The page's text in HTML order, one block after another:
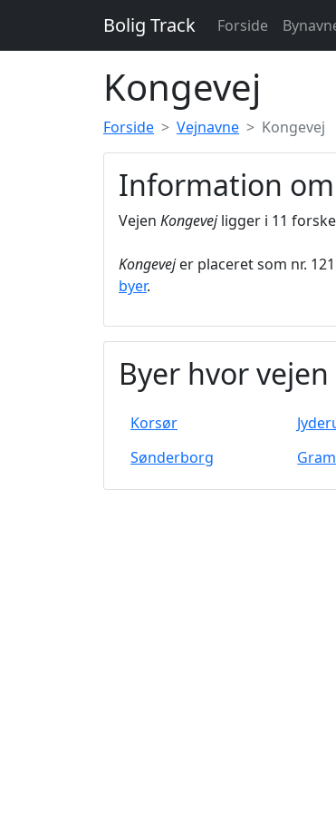
Bolig Track Forside
Kongevej
Forside Vejnavne Kongevej
Information
Vejen Kongevejligger i 11
Kongevejer placeret som nr.
byer.
Byer hvor
Korsør
Sønderborg
Gram